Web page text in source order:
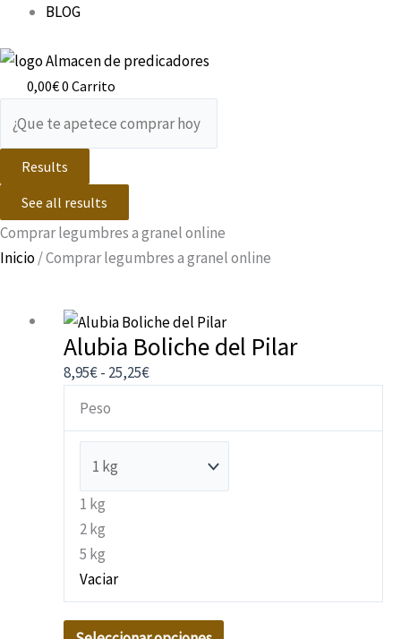
BLOG
0,00€0 Carrito
Results
See all results
Comprar legumbres a granel online
Inicio/ Comprar legumbres a granel online
Alubia Boliche del Pilar
8,95€- 25,25€
Rango
de
precios:
hasta
Peso
1 kg
2 kg
5 kg
Vaciar
Este
producto
tiene
variantes.
Las
opciones
pueden
elegir
página